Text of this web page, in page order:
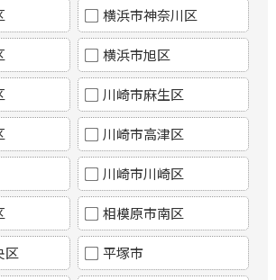
横浜市神奈川区
横浜市旭区
川崎市麻生区
川崎市高津区
川崎市川崎区
相模原市南区
区 平塚市